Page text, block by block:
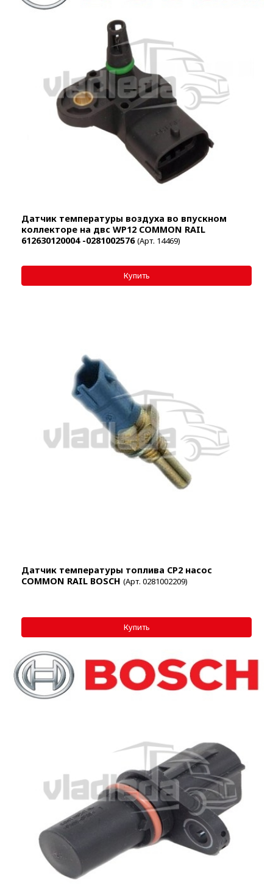
Датчик температуры воздуха во впускном
коллекторе на двс WP12 COMMON RAIL
612630120004 -0281002576(Арт. 14469)
Датчик температуры топлива СР2 насос
COMMON RAIL BOSCH (Арт. 0281002209)